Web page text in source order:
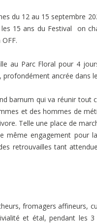
du 12 au 15 septembre
15 ans du Festival on
au Parc Floral pour 4
ancrée dans
barnum qui va réunir tout
et des hommes de
Telle une place de
même engagement pour
retrouvailles tant
fromagers affineurs,
et étal, pendant les